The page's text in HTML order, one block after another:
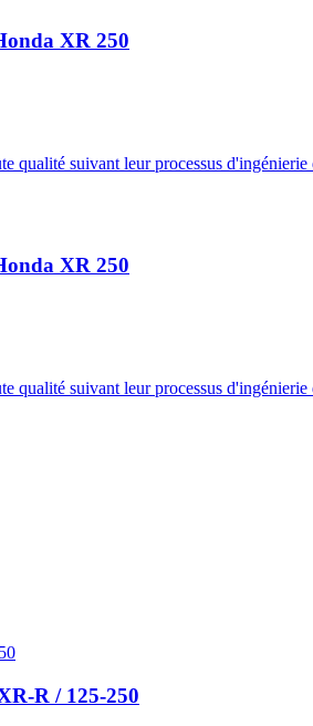
XR 250
qualité suivant leur processus
XR 250
qualité suivant leur processus
R / 125-250